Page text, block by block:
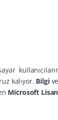
kalıyor. Bilgi
Microsoft